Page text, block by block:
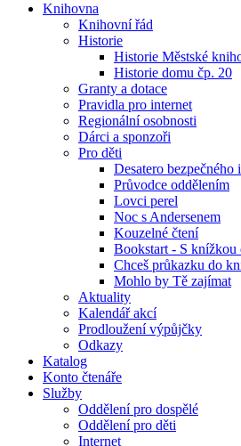
Knihovna
Knihovní řád
Historie
Historie Městské
Historie domu čp. 20
Granty a dotace
Pravidla pro internet
Regionální osobnosti
Dárci a sponzoři
Pro děti
Desatero bezpečného
Průvodce oddělením
Lovci perel
Noc s Andersenem
Kouzelné čtení
Bookstart - S knížkou
Chceš průkazku do
Mohlo by Tě zajímat
Aktuality
Kalendář akcí
Prodloužení výpůjčky
Odkazy
Katalog
Konto čtenáře
Služby
Oddělení pro dospělé
Oddělení pro děti
Internet